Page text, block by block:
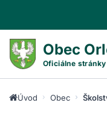
obsahu
Obec
Oficiálne stránky
Úvod Obec